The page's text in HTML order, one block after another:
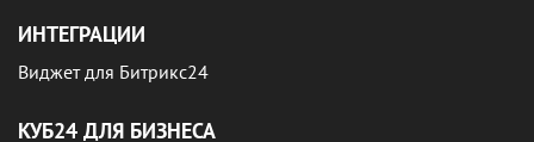
ИНТЕГРАЦИИ
Виджет для Битрикс24
КУБ24 ДЛЯ БИЗНЕСА